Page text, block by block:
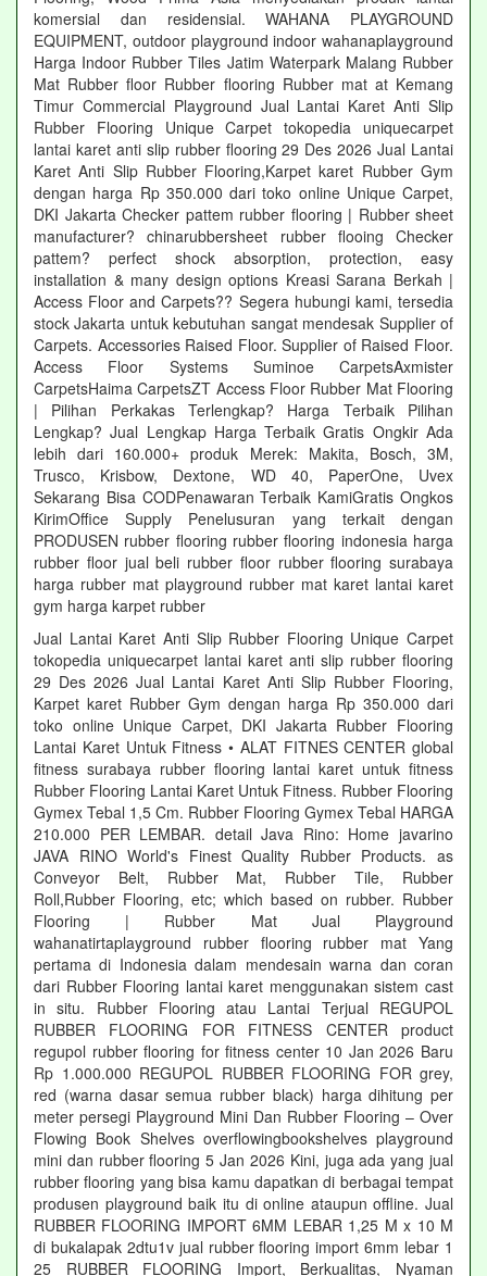
komersial dan residensial. WAHANA PLAYGROUND
EQUIPMENT, outdoor playground indoor wahanaplayground
Harga Indoor Rubber Tiles Jatim Waterpark Malang Rubber
Mat Rubber floor Rubber flooring Rubber mat at Kemang
Timur Commercial Playground Jual Lantai Karet Anti Slip
Rubber Flooring Unique Carpet tokopedia uniquecarpet
lantai karet anti slip rubber flooring 29 Des 2026 Jual Lantai
Karet Anti Slip Rubber Flooring,Karpet karet Rubber Gym
dengan harga Rp 350.000 dari toko online Unique Carpet,
DKI Jakarta Checker pattem rubber flooring | Rubber sheet
manufacturer? chinarubbersheet rubber flooing Checker
pattem? perfect shock absorption, protection, easy
installation & many design options Kreasi Sarana Berkah |
Access Floor and Carpets?? Segera hubungi kami, tersedia
stock Jakarta untuk kebutuhan sangat mendesak Supplier of
Carpets. Accessories Raised Floor. Supplier of Raised Floor.
Access Floor Systems Suminoe CarpetsAxmister
CarpetsHaima CarpetsZT Access Floor Rubber Mat Flooring
| Pilihan Perkakas Terlengkap? Harga Terbaik Pilihan
Lengkap? Jual Lengkap Harga Terbaik Gratis Ongkir Ada
lebih dari 160.000+ produk Merek: Makita, Bosch, 3M,
Trusco, Krisbow, Dextone, WD 40, PaperOne, Uvex
Sekarang Bisa CODPenawaran Terbaik KamiGratis Ongkos
KirimOffice Supply Penelusuran yang terkait dengan
PRODUSEN rubber flooring rubber flooring indonesia harga
rubber floor jual beli rubber floor rubber flooring surabaya
harga rubber mat playground rubber mat karet lantai karet
gym harga karpet rubber
Jual Lantai Karet Anti Slip Rubber Flooring Unique Carpet
tokopedia uniquecarpet lantai karet anti slip rubber flooring
29 Des 2026 Jual Lantai Karet Anti Slip Rubber Flooring,
Karpet karet Rubber Gym dengan harga Rp 350.000 dari
toko online Unique Carpet, DKI Jakarta Rubber Flooring
Lantai Karet Untuk Fitness • ALAT FITNES CENTER global
fitness surabaya rubber flooring lantai karet untuk fitness
Rubber Flooring Lantai Karet Untuk Fitness. Rubber Flooring
Gymex Tebal 1,5 Cm. Rubber Flooring Gymex Tebal HARGA
210.000 PER LEMBAR. detail Java Rino: Home javarino
JAVA RINO World's Finest Quality Rubber Products. as
Conveyor Belt, Rubber Mat, Rubber Tile, Rubber
Roll,Rubber Flooring, etc; which based on rubber. Rubber
Flooring | Rubber Mat Jual Playground
wahanatirtaplayground rubber flooring rubber mat Yang
pertama di Indonesia dalam mendesain warna dan coran
dari Rubber Flooring lantai karet menggunakan sistem cast
in situ. Rubber Flooring atau Lantai Terjual REGUPOL
RUBBER FLOORING FOR FITNESS CENTER product
regupol rubber flooring for fitness center 10 Jan 2026 Baru
Rp 1.000.000 REGUPOL RUBBER FLOORING FOR grey,
red (warna dasar semua rubber black) harga dihitung per
meter persegi Playground Mini Dan Rubber Flooring – Over
Flowing Book Shelves overflowingbookshelves playground
mini dan rubber flooring 5 Jan 2026 Kini, juga ada yang jual
rubber flooring yang bisa kamu dapatkan di berbagai tempat
produsen playground baik itu di online ataupun offline. Jual
RUBBER FLOORING IMPORT 6MM LEBAR 1,25 M x 10 M
di bukalapak 2dtu1v jual rubber flooring import 6mm lebar 1
25 RUBBER FLOORING Import, Berkualitas, Nyaman